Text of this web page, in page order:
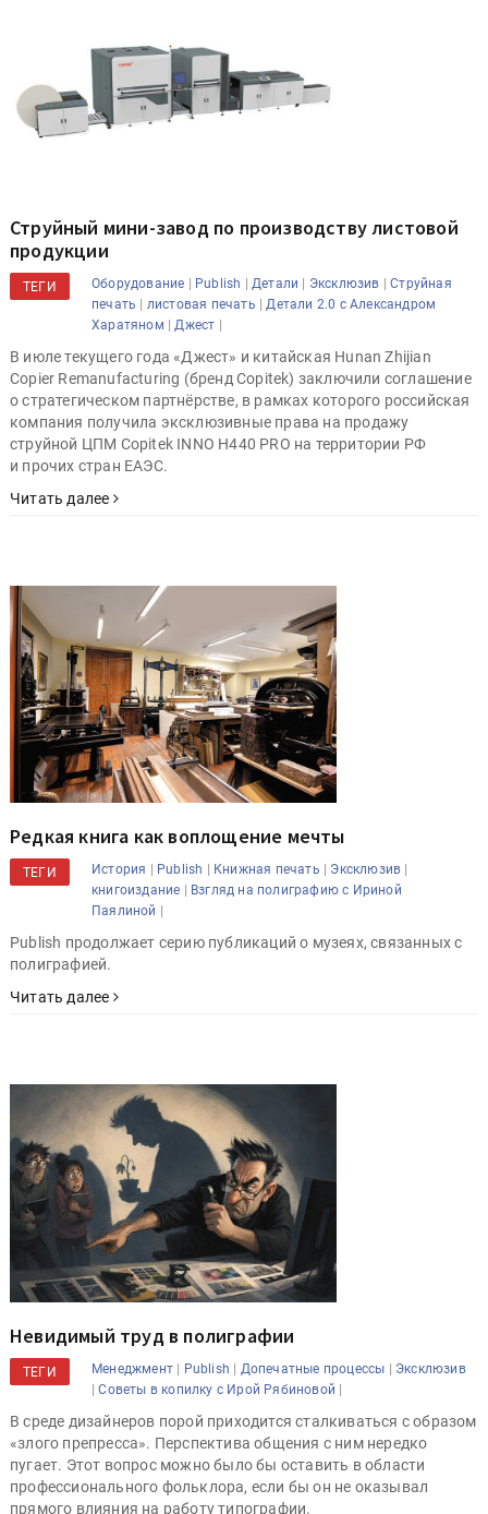
Струйный мини-завод по производству листовой
продукции
ТЕГИ Оборудование | Publish | Детали | Эксклюзив |Струйная
печать | листовая печать | Детали 2.0 с Александром
Харатяном | Джест |
В июле текущего года «Джест» и китайская Hunan Zhijian
Copier Remanufacturing (бренд Copitek) заключили соглашение
о стратегическом партнёрстве, в рамках которого российская
компания получила эксклюзивные права на продажу
струйной ЦПМ Copitek INNO H440 PRO на территории РФ
и прочих стран ЕАЭС.
Читать далее
Редкая книга как воплощение мечты
ТЕГИ История | Publish | Книжная печать | Эксклюзив |
книгоиздание | Взгляд на полиграфию с Ириной
Паялиной |
Publish продолжает серию публикаций о музеях, связанных с
полиграфией.
Читать далее
Невидимый труд в полиграфии
ТЕГИ Менеджмент | Publish | Допечатные процессы | Эксклюзив
|Советы в копилку с Ирой Рябиновой |
В среде дизайнеров порой приходится сталкиваться с образом
«злого препресса». Перспектива общения с ним нередко
пугает. Этот вопрос можно было бы оставить в области
профессионального фольклора, если бы он не оказывал
прямого влияния на работу типографии.